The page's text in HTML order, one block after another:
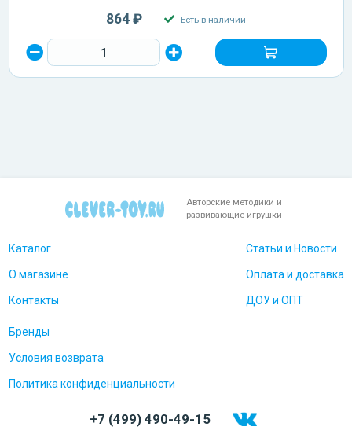
864 ₽ Есть в наличии
Авторские методики и
развивающие игрушки
Каталог
О магазине
Контакты
Статьи и Новости
Оплата и доставка
ДОУ и ОПТ
Бренды
Условия возврата
Политика конфиденциальности
+7 (499) 490-49-15